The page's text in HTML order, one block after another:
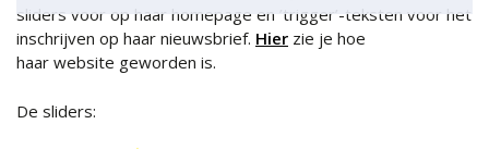
sliders voor op haar homepage en ’trigger’-teksten voor het
inschrijven op haar nieuwsbrief. Hier zie je hoe
haar website geworden is.
De sliders: